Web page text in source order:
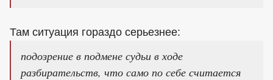
Там ситуация гораздо серьезнее:
подозрение в подмене судьи в ходе
разбирательств, что само по себе считается